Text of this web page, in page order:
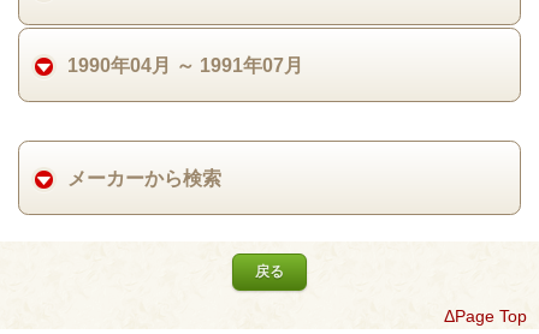
1990年04月 ～ 1991年07月
メーカーから検索
戻る
ΔPage Top